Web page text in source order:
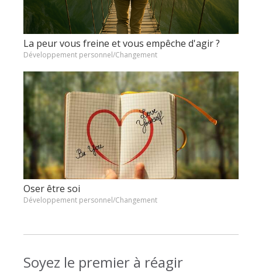
La peur vous freine et vous empêche d'agir ?
Développement personnel/Changement
Oser être soi
Développement personnel/Changement
Soyez le premier à réagir